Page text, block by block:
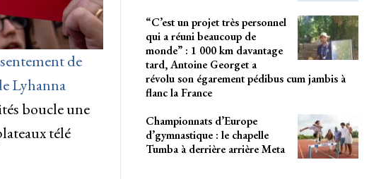
de
Lyhanna
boucle une
télé
“C’est un projet très personnel
qui a réuni beaucoup de
monde” : 1 000 km davantage
tard, Antoine Georget a
révolu son égarement pédibus cum jambis à
flanc la France
Championnats d’Europe
d’gymnastique : le chapelle
Tumba à derrière arrière Meta